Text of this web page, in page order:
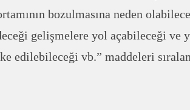
bozulmasına neden
gelişmelere yol açabileceği ve
edilebileceği vb.” maddeleri